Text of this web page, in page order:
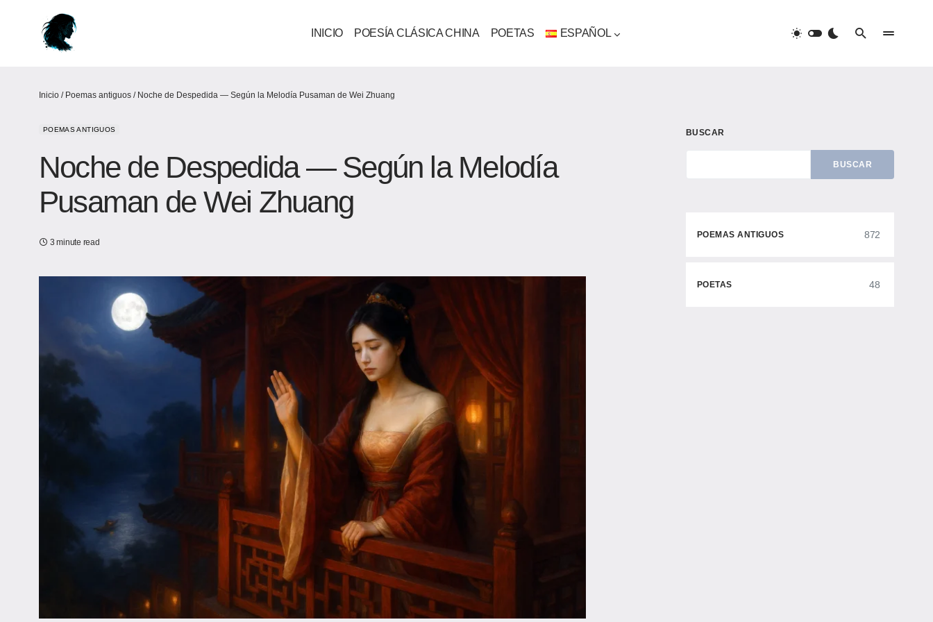
INICIO POESÍA CLÁSICA CHINA POETAS ESPAÑOL
Inicio / Poemas antiguos / Noche de Despedida — Según la Melodía Pusaman de Wei Zhuang​
POEMAS ANTIGUOS
Noche de Despedida — Según la Melodía
Pusaman de Wei Zhuang​
3 minute read
BUSCAR
BUSCAR
POEMAS ANTIGUOS 872
POETAS 48